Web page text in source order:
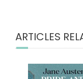
ARTICLES